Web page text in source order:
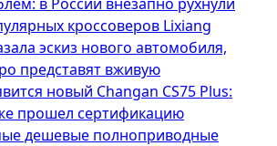
кроссоверов Lixiang
эскиз нового автомобиля,
представят вживую
новый Changan CS75 Plus:
прошел сертификацию
дешевые полноприводные